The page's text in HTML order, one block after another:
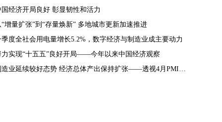
国经济开局良好 彰显韧性和活力
“增量扩张”到“存量焕新” 多地城市更新加速推进
季度全社会用电量增长5.2%，数字经济与制造业成主要动力
力实现“十五五”良好开局——今年以来中国经济观察
制造业延续较好态势 经济总体产出保持扩张——透视4月PMI数据